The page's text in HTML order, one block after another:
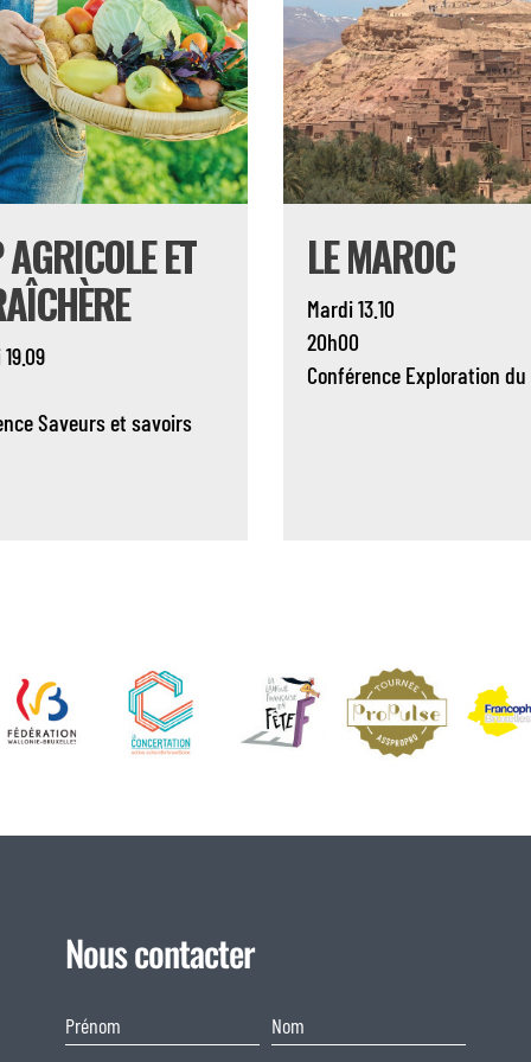
ET
Saveurs et savoirs
LE MAROC
Mardi 13.10
20h00
Conférence Exploration du
Nous contacter